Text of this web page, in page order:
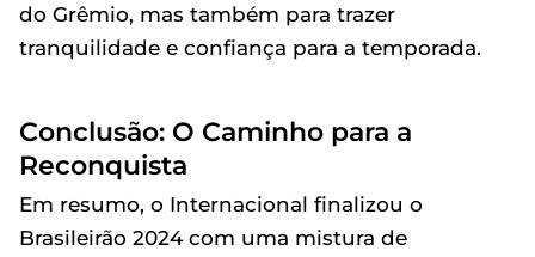
do Grêmio, mas também para trazer
tranquilidade e confiança para a temporada.
Conclusão: O Caminho para a
Reconquista
Em resumo, o Internacional finalizou o
Brasileirão 2024 com uma mistura de